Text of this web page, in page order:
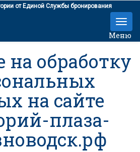
от Единой Службы бронирования
Меню
на обработку
на сайте
плаза-